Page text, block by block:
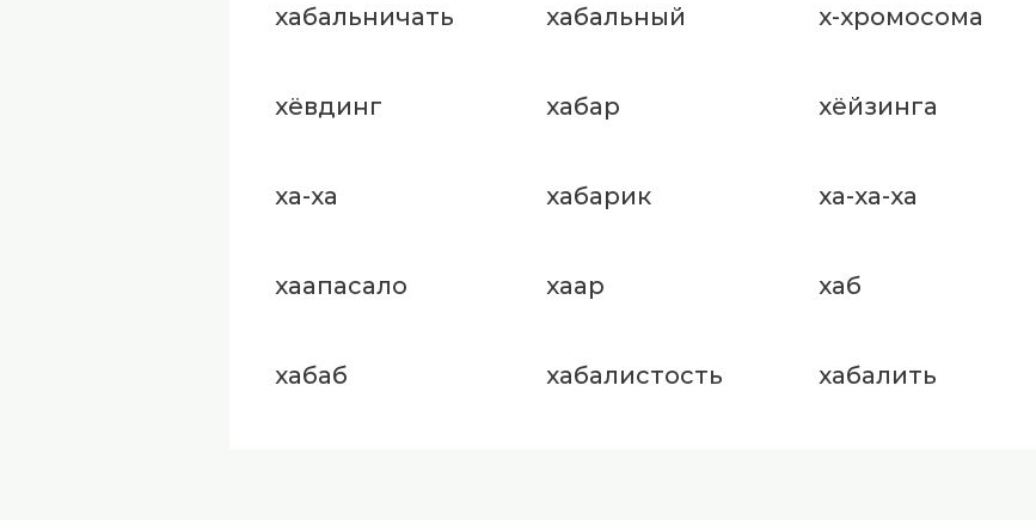
хабальничать хабальный х-хромосома
хёвдинг хабар хёйзинга
ха-ха хабарик ха-ха-ха
хаапасало хаар хаб
хабаб хабалистость хабалить